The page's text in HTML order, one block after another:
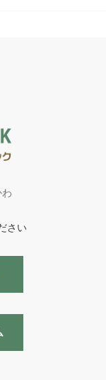
さい